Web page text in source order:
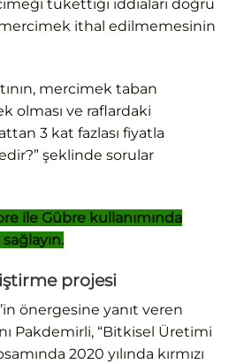
tükettiği iddiaları doğru
ithal edilmemesinin
mercimek taban
olması ve raflardaki
3 kat fazlası fiyatla
şeklinde sorular
ile Gübre kullanımında
projesi
önergesine yanıt veren
Pakdemirli, “Bitkisel Üretimi
2020 yılında kırmızı